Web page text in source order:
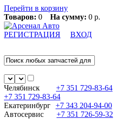
Перейти в корзину
Товаров: 0 На сумму: 0 р.
РЕГИСТРАЦИЯ ВХОД
Челябинск +7 351 729-83-64
+7 351 729-83-64
Екатеринбург +7 343 204-94-00
Автосервис
+7 351 726-59-32